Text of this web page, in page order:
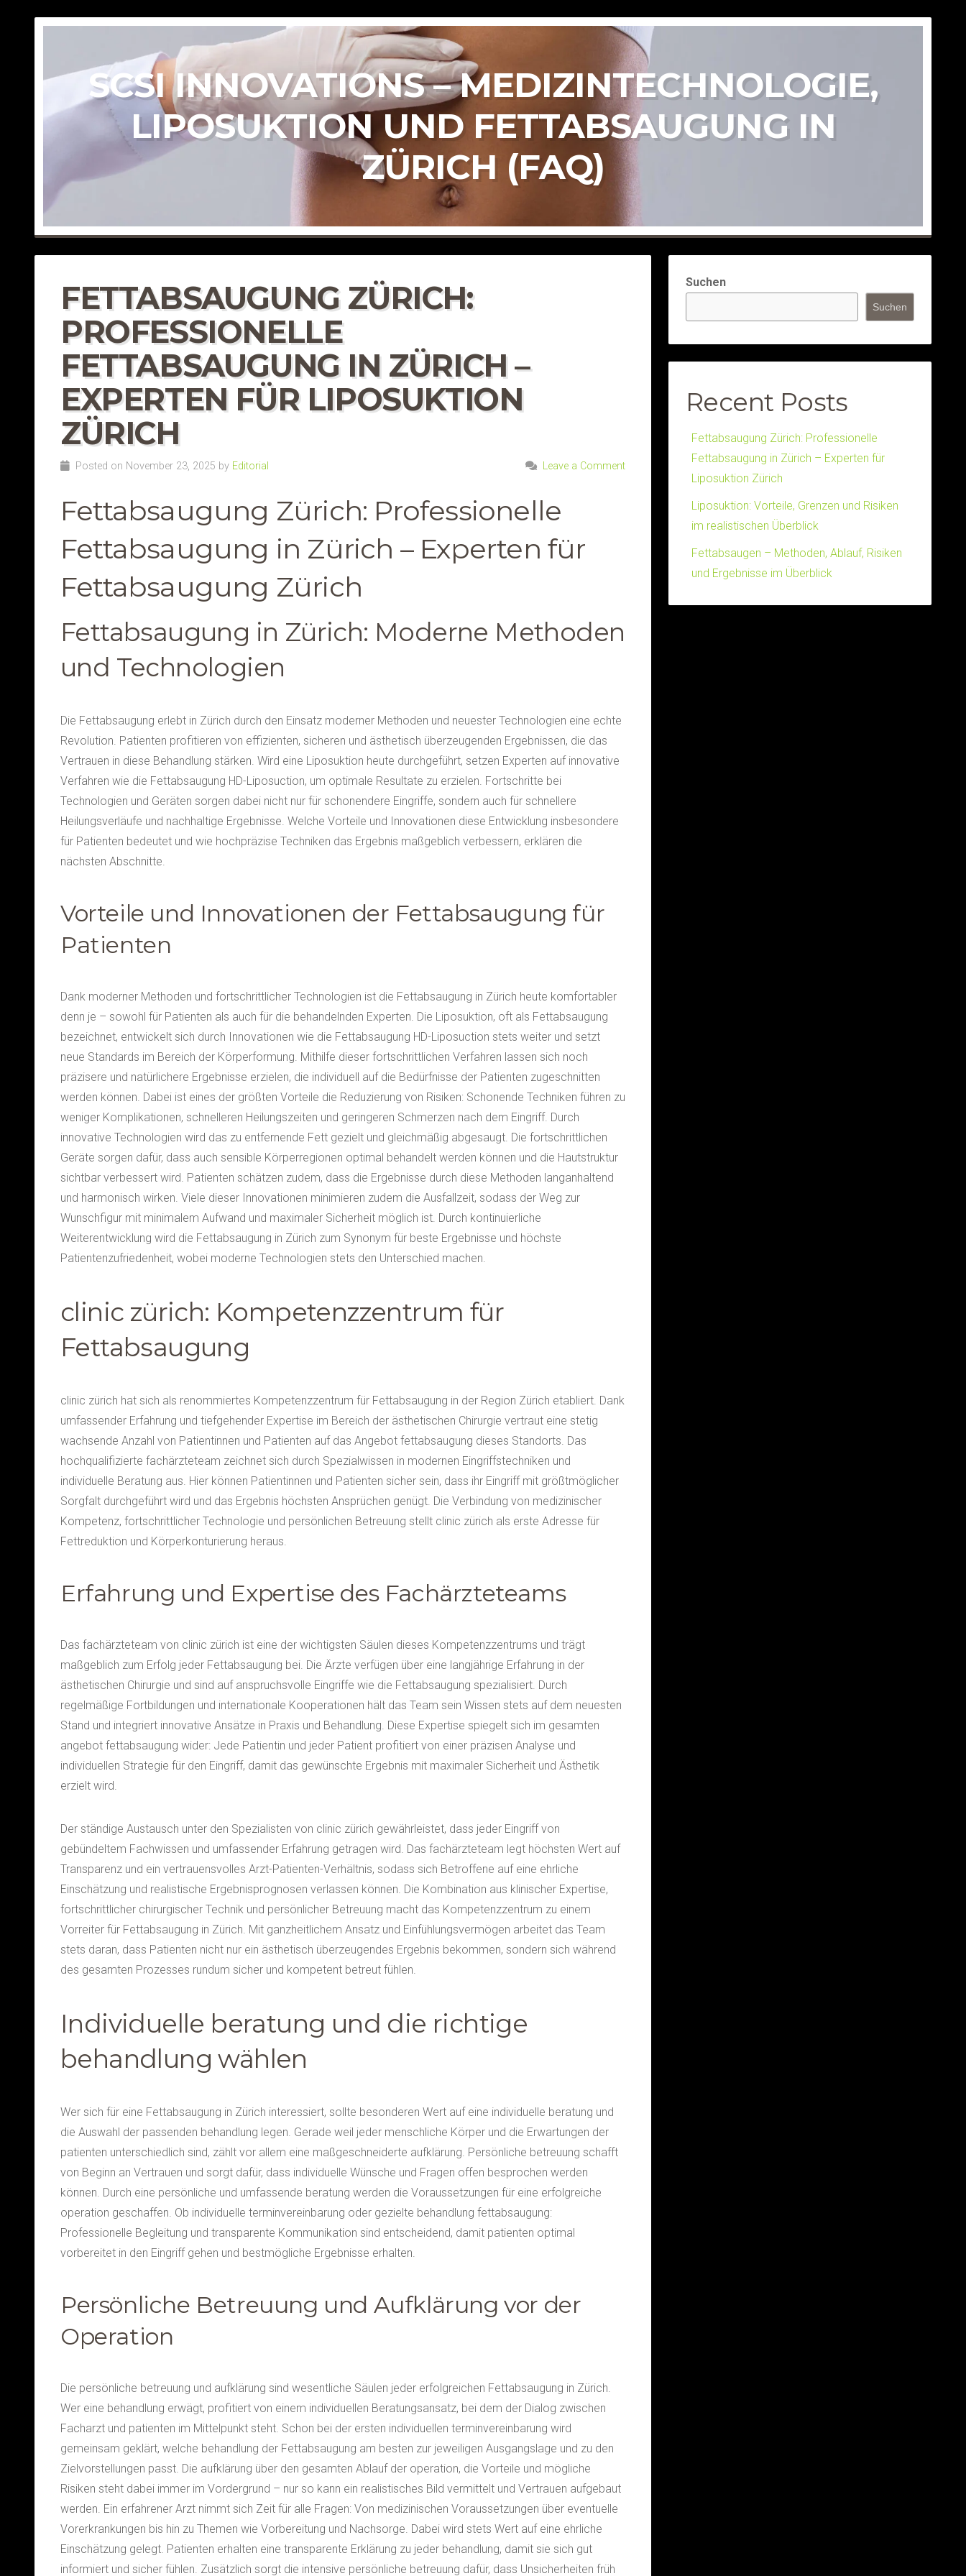
SCSI INNOVATIONS – MEDIZINTECHNOLOGIE,
LIPOSUKTION UND FETTABSAUGUNG IN
ZÜRICH (FAQ)
FETTABSAUGUNG ZÜRICH:
PROFESSIONELLE
FETTABSAUGUNG IN ZÜRICH –
EXPERTEN FÜR LIPOSUKTION
ZÜRICH
Posted on November 23, 2025 by Editorial Leave a Comment
Fettabsaugung Zürich: Professionelle
Fettabsaugung in Zürich – Experten für
Fettabsaugung Zürich
Fettabsaugung in Zürich: Moderne Methoden
und Technologien
Die Fettabsaugung erlebt in Zürich durch den Einsatz moderner Methoden und neuester Technologien eine echte
Revolution. Patienten profitieren von effizienten, sicheren und ästhetisch überzeugenden Ergebnissen, die das
Vertrauen in diese Behandlung stärken. Wird eine Liposuktion heute durchgeführt, setzen Experten auf innovative
Verfahren wie die Fettabsaugung HD-Liposuction, um optimale Resultate zu erzielen. Fortschritte bei
Technologien und Geräten sorgen dabei nicht nur für schonendere Eingriffe, sondern auch für schnellere
Heilungsverläufe und nachhaltige Ergebnisse. Welche Vorteile und Innovationen diese Entwicklung insbesondere
für Patienten bedeutet und wie hochpräzise Techniken das Ergebnis maßgeblich verbessern, erklären die
nächsten Abschnitte.
Vorteile und Innovationen der Fettabsaugung für
Patienten
Dank moderner Methoden und fortschrittlicher Technologien ist die Fettabsaugung in Zürich heute komfortabler
denn je – sowohl für Patienten als auch für die behandelnden Experten. Die Liposuktion, oft als Fettabsaugung
bezeichnet, entwickelt sich durch Innovationen wie die Fettabsaugung HD-Liposuction stets weiter und setzt
neue Standards im Bereich der Körperformung. Mithilfe dieser fortschrittlichen Verfahren lassen sich noch
präzisere und natürlichere Ergebnisse erzielen, die individuell auf die Bedürfnisse der Patienten zugeschnitten
werden können. Dabei ist eines der größten Vorteile die Reduzierung von Risiken: Schonende Techniken führen zu
weniger Komplikationen, schnelleren Heilungszeiten und geringeren Schmerzen nach dem Eingriff. Durch
innovative Technologien wird das zu entfernende Fett gezielt und gleichmäßig abgesaugt. Die fortschrittlichen
Geräte sorgen dafür, dass auch sensible Körperregionen optimal behandelt werden können und die Hautstruktur
sichtbar verbessert wird. Patienten schätzen zudem, dass die Ergebnisse durch diese Methoden langanhaltend
und harmonisch wirken. Viele dieser Innovationen minimieren zudem die Ausfallzeit, sodass der Weg zur
Wunschfigur mit minimalem Aufwand und maximaler Sicherheit möglich ist. Durch kontinuierliche
Weiterentwicklung wird die Fettabsaugung in Zürich zum Synonym für beste Ergebnisse und höchste
Patientenzufriedenheit, wobei moderne Technologien stets den Unterschied machen.
clinic zürich: Kompetenzzentrum für
Fettabsaugung
clinic zürich hat sich als renommiertes Kompetenzzentrum für Fettabsaugung in der Region Zürich etabliert. Dank
umfassender Erfahrung und tiefgehender Expertise im Bereich der ästhetischen Chirurgie vertraut eine stetig
wachsende Anzahl von Patientinnen und Patienten auf das Angebot fettabsaugung dieses Standorts. Das
hochqualifizierte fachärzteteam zeichnet sich durch Spezialwissen in modernen Eingriffstechniken und
individuelle Beratung aus. Hier können Patientinnen und Patienten sicher sein, dass ihr Eingriff mit größtmöglicher
Sorgfalt durchgeführt wird und das Ergebnis höchsten Ansprüchen genügt. Die Verbindung von medizinischer
Kompetenz, fortschrittlicher Technologie und persönlichen Betreuung stellt clinic zürich als erste Adresse für
Fettreduktion und Körperkonturierung heraus.
Erfahrung und Expertise des Fachärzteteams
Das fachärzteteam von clinic zürich ist eine der wichtigsten Säulen dieses Kompetenzzentrums und trägt
maßgeblich zum Erfolg jeder Fettabsaugung bei. Die Ärzte verfügen über eine langjährige Erfahrung in der
ästhetischen Chirurgie und sind auf anspruchsvolle Eingriffe wie die Fettabsaugung spezialisiert. Durch
regelmäßige Fortbildungen und internationale Kooperationen hält das Team sein Wissen stets auf dem neuesten
Stand und integriert innovative Ansätze in Praxis und Behandlung. Diese Expertise spiegelt sich im gesamten
angebot fettabsaugung wider: Jede Patientin und jeder Patient profitiert von einer präzisen Analyse und
individuellen Strategie für den Eingriff, damit das gewünschte Ergebnis mit maximaler Sicherheit und Ästhetik
erzielt wird.
Der ständige Austausch unter den Spezialisten von clinic zürich gewährleistet, dass jeder Eingriff von
gebündeltem Fachwissen und umfassender Erfahrung getragen wird. Das fachärzteteam legt höchsten Wert auf
Transparenz und ein vertrauensvolles Arzt-Patienten-Verhältnis, sodass sich Betroffene auf eine ehrliche
Einschätzung und realistische Ergebnisprognosen verlassen können. Die Kombination aus klinischer Expertise,
fortschrittlicher chirurgischer Technik und persönlicher Betreuung macht das Kompetenzzentrum zu einem
Vorreiter für Fettabsaugung in Zürich. Mit ganzheitlichem Ansatz und Einfühlungsvermögen arbeitet das Team
stets daran, dass Patienten nicht nur ein ästhetisch überzeugendes Ergebnis bekommen, sondern sich während
des gesamten Prozesses rundum sicher und kompetent betreut fühlen.
Individuelle beratung und die richtige
behandlung wählen
Wer sich für eine Fettabsaugung in Zürich interessiert, sollte besonderen Wert auf eine individuelle beratung und
die Auswahl der passenden behandlung legen. Gerade weil jeder menschliche Körper und die Erwartungen der
patienten unterschiedlich sind, zählt vor allem eine maßgeschneiderte aufklärung. Persönliche betreuung schafft
von Beginn an Vertrauen und sorgt dafür, dass individuelle Wünsche und Fragen offen besprochen werden
können. Durch eine persönliche und umfassende beratung werden die Voraussetzungen für eine erfolgreiche
operation geschaffen. Ob individuelle terminvereinbarung oder gezielte behandlung fettabsaugung:
Professionelle Begleitung und transparente Kommunikation sind entscheidend, damit patienten optimal
vorbereitet in den Eingriff gehen und bestmögliche Ergebnisse erhalten.
Persönliche Betreuung und Aufklärung vor der
Operation
Die persönliche betreuung und aufklärung sind wesentliche Säulen jeder erfolgreichen Fettabsaugung in Zürich.
Wer eine behandlung erwägt, profitiert von einem individuellen Beratungsansatz, bei dem der Dialog zwischen
Facharzt und patienten im Mittelpunkt steht. Schon bei der ersten individuellen terminvereinbarung wird
gemeinsam geklärt, welche behandlung der Fettabsaugung am besten zur jeweiligen Ausgangslage und zu den
Zielvorstellungen passt. Die aufklärung über den gesamten Ablauf der operation, die Vorteile und mögliche
Risiken steht dabei immer im Vordergrund – nur so kann ein realistisches Bild vermittelt und Vertrauen aufgebaut
werden. Ein erfahrener Arzt nimmt sich Zeit für alle Fragen: Von medizinischen Voraussetzungen über eventuelle
Vorerkrankungen bis hin zu Themen wie Vorbereitung und Nachsorge. Dabei wird stets Wert auf eine ehrliche
Einschätzung gelegt. Patienten erhalten eine transparente Erklärung zu jeder behandlung, damit sie sich gut
informiert und sicher fühlen. Zusätzlich sorgt die intensive persönliche betreuung dafür, dass Unsicherheiten früh
Suchen
Suchen
Recent Posts
Fettabsaugung Zürich: Professionelle
Fettabsaugung in Zürich – Experten für
Liposuktion Zürich
Liposuktion: Vorteile, Grenzen und Risiken
im realistischen Überblick
Fettabsaugen – Methoden, Ablauf, Risiken
und Ergebnisse im Überblick